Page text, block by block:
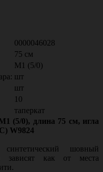
0000046028
75 см
М1 (5/0)
шт
шт
10
таперкат
(5/0), длина 75 см, игла
W9824
шовный
зависят как от места